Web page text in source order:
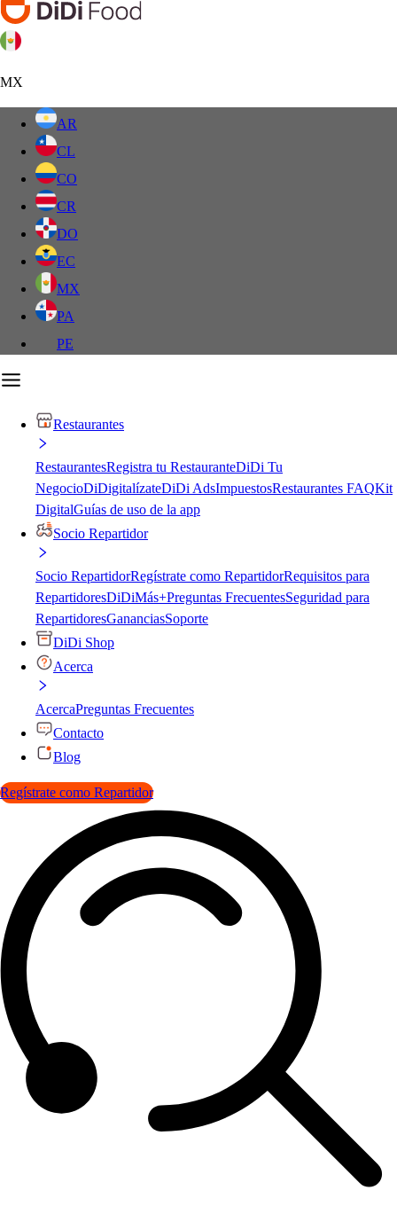
MX
AR
CL
CO
CR
DO
EC
MX
PA
PE
Restaurantes
RestaurantesRegistra tu RestauranteDiDi Tu
NegocioDiDigitalízateDiDi AdsImpuestosRestaurantes FAQKit
DigitalGuías de uso de la app
Socio Repartidor
Socio RepartidorRegístrate como RepartidorRequisitos para
RepartidoresDiDiMás+Preguntas FrecuentesSeguridad para
RepartidoresGananciasSoporte
DiDi Shop
Acerca
AcercaPreguntas Frecuentes
Contacto
Blog
Regístrate como Repartidor